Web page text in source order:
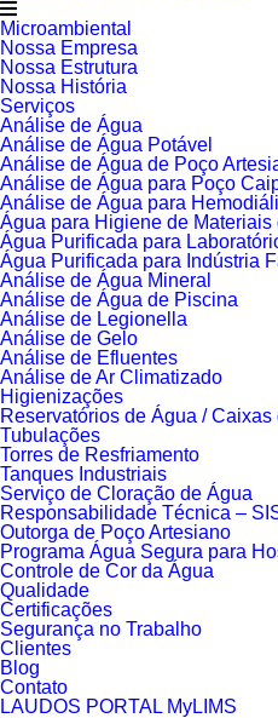
Microambiental
Nossa Empresa
Nossa Estrutura
Nossa História
Serviços
Análise de Água
Análise de Água Potável
Análise de Água de Poço
Análise de Água para Poço
Análise de Água para
Água para Higiene de Materiais
Água Purificada para
Água Purificada para Indústria
Análise de Água Mineral
Análise de Água de Piscina
Análise de Legionella
Análise de Gelo
Análise de Efluentes
Análise de Ar Climatizado
Higienizações
Reservatórios de Água / Caixas
Tubulações
Torres de Resfriamento
Tanques Industriais
Serviço de Cloração de Água
Responsabilidade Técnica –
Outorga de Poço Artesiano
Programa Água Segura para
Controle de Cor da Água
Qualidade
Certificações
Segurança no Trabalho
Clientes
Blog
Contato
LAUDOS PORTAL MyLIMS